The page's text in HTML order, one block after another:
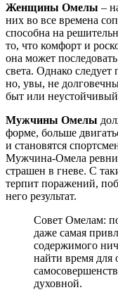
Женщины Омелы –
них во все времена
способна на
то, что комфорт и
она может
света. Однако
но, увы, не
быт или
Мужчины Омелы
форме, больше
и становятся
Мужчина-Омела
страшен в гневе. С
терпит поражений,
него результат.
Совет Омелам:
даже самая
содержимого
найти время для
духовной.